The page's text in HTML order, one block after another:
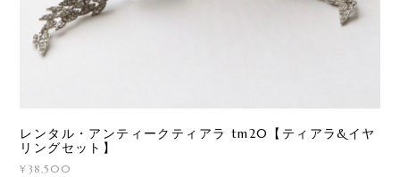
レンタル・アンティークティアラ tm20【ティアラ&イヤ
リングセット】
¥38,500